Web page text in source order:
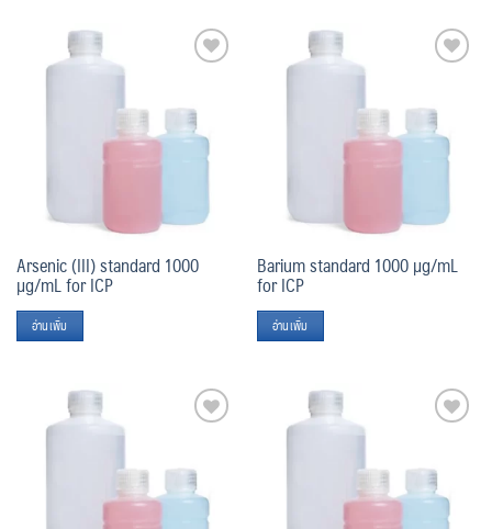
wishlist
Arsenic (III) standard 1000
µg/mL for ICP
อ่านเพิ่ม
wishlist
Barium standard 1000 µg/mL
for ICP
อ่านเพิ่ม
wishlist wishlist